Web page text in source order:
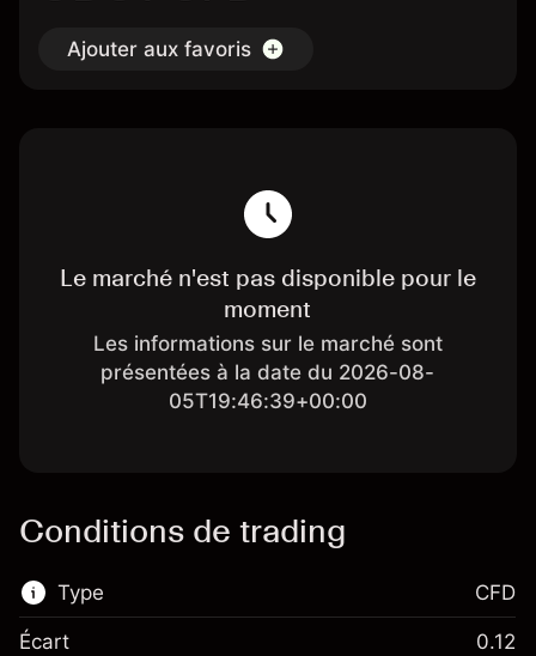
Ajouter aux favoris
Le marché n'est pas disponible pour le
moment
Les informations sur le marché sont
présentées à la date du 2026-08-
05T19:46:39+00:00
Conditions de trading
Type CFD
Écart 0.12